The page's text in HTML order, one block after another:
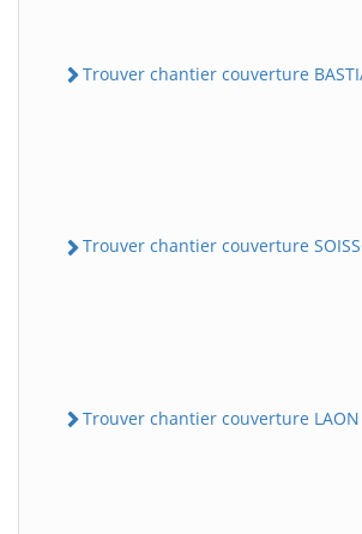
Trouver chantier couverture
Trouver chantier couverture
Trouver chantier couverture LAON